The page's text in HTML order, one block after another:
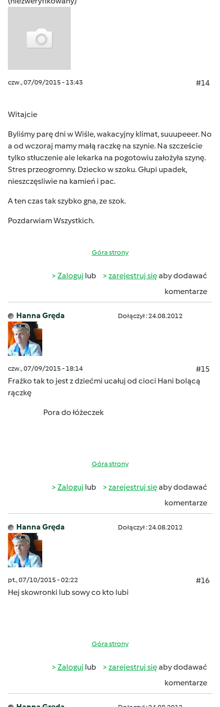
czw., 07/09/2015 - 13:43 #14
Witajcie
Byliśmy parę dni w Wiśle, wakacyjny klimat, suuupeeer. No
a od wczoraj mamy małą raczkę na szynie. Na szczeście
tylko stłuczenie ale lekarka na pogotowiu założyła szynę.
Stres przeogromny. Dziecko w szoku. Głupi upadek,
nieszczęsliwie na kamień i pac.
A ten czas tak szybko gna, ze szok.
Pozdarwiam Wszystkich.
Góra strony
Zaloguj lub zarejestruj sięaby dodawać
komentarze
Hanna Gręda Dołączył : 24.08.2012
czw., 07/09/2015 - 18:14
#15
Frażko tak to jest z dziećmi ucałuj od cioci Hani bolącą
rączkę
Pora do łóżeczek
Góra strony
Zaloguj lub zarejestruj sięaby dodawać
komentarze
Hanna Gręda Dołączył : 24.08.2012
pt., 07/10/2015 - 02:22
#16
Hej skowronki lub sowy co kto lubi
Góra strony
Zaloguj lub zarejestruj sięaby dodawać
komentarze